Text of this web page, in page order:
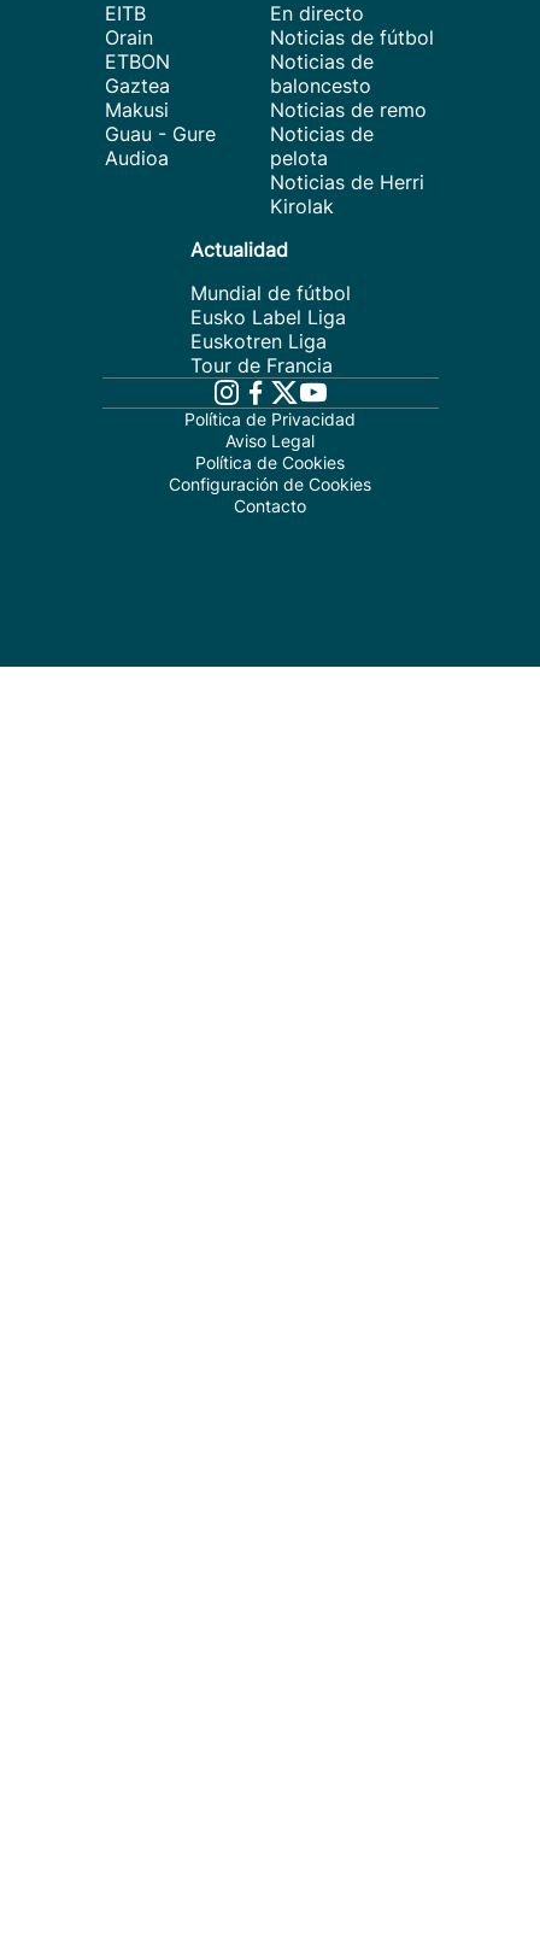
EITB
Orain
ETBON
Gaztea
Makusi
Guau - Gure
Audioa
En directo
Noticias de fútbol
Noticias de
baloncesto
Noticias de remo
Noticias de
pelota
Noticias de Herri
Kirolak
Actualidad
Mundial de fútbol
Eusko Label Liga
Euskotren Liga
Tour de Francia
Política de Privacidad
Aviso Legal
Política de Cookies
Configuración de Cookies
Contacto